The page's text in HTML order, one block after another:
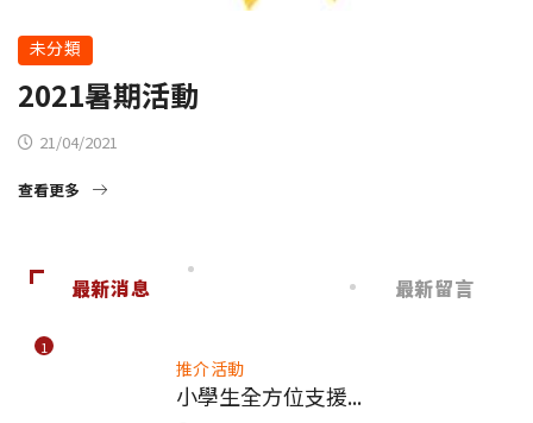
未分類
2021暑期活動
21/04/2021
查看更多
最新消息 最新留言
1
推介活動
小學生全方位支援...